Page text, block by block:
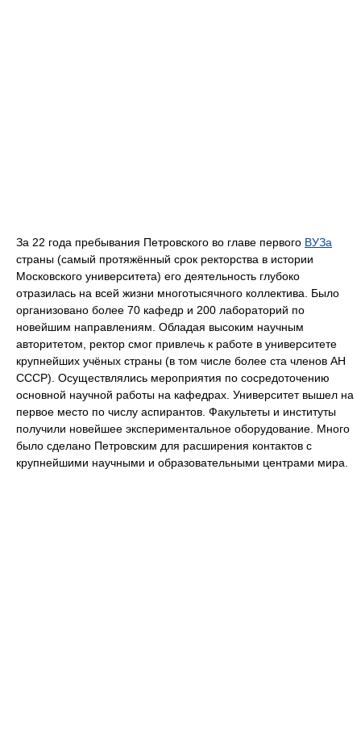
За 22 года пребывания Петровского во главе первого ВУЗа
страны (самый протяжённый срок ректорства в истории
Московского университета) его деятельность глубоко
отразилась на всей жизни многотысячного коллектива. Было
организовано более 70 кафедр и 200 лабораторий по
новейшим направлениям. Обладая высоким научным
авторитетом, ректор смог привлечь к работе в университете
крупнейших учёных страны (в том числе более ста членов АН
СССР). Осуществлялись мероприятия по сосредоточению
основной научной работы на кафедрах. Университет вышел на
первое место по числу аспирантов. Факультеты и институты
получили новейшее экспериментальное оборудование. Много
было сделано Петровским для расширения контактов с
крупнейшими научными и образовательными центрами мира.